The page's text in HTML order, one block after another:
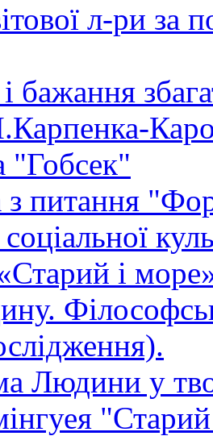
л-ри за
бажання
"Гобсек"
питання
і море»
Людини у